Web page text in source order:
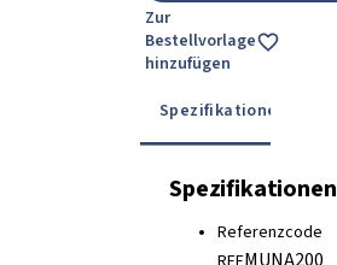
Zur
Bestellvorlage
hinzufügen
Spezifikationen
Spezifikationen
Referenzcode